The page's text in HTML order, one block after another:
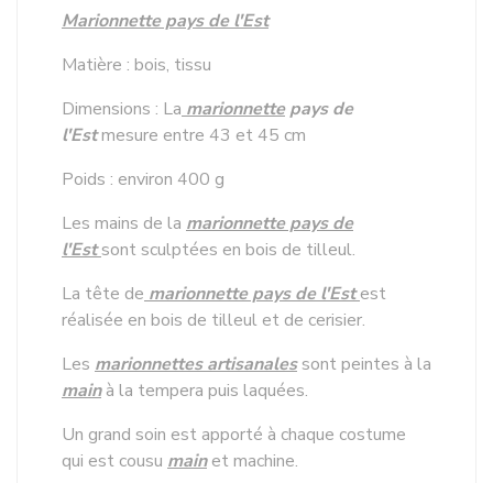
Marionnette pays de l'Est
Matière : bois, tissu
Dimensions : La marionnettepays de
l'Estmesure entre 43 et 45 cm
Poids : environ 400 g
Les mains de la marionnette pays de
l'Estsont sculptées en bois de tilleul.
La tête de marionnette pays de l'Estest
réalisée en bois de tilleul et de cerisier.
Les marionnettes artisanalessont peintes à la
mainà la tempera puis laquées.
Un grand soin est apporté à chaque costume
qui est cousu mainet machine.